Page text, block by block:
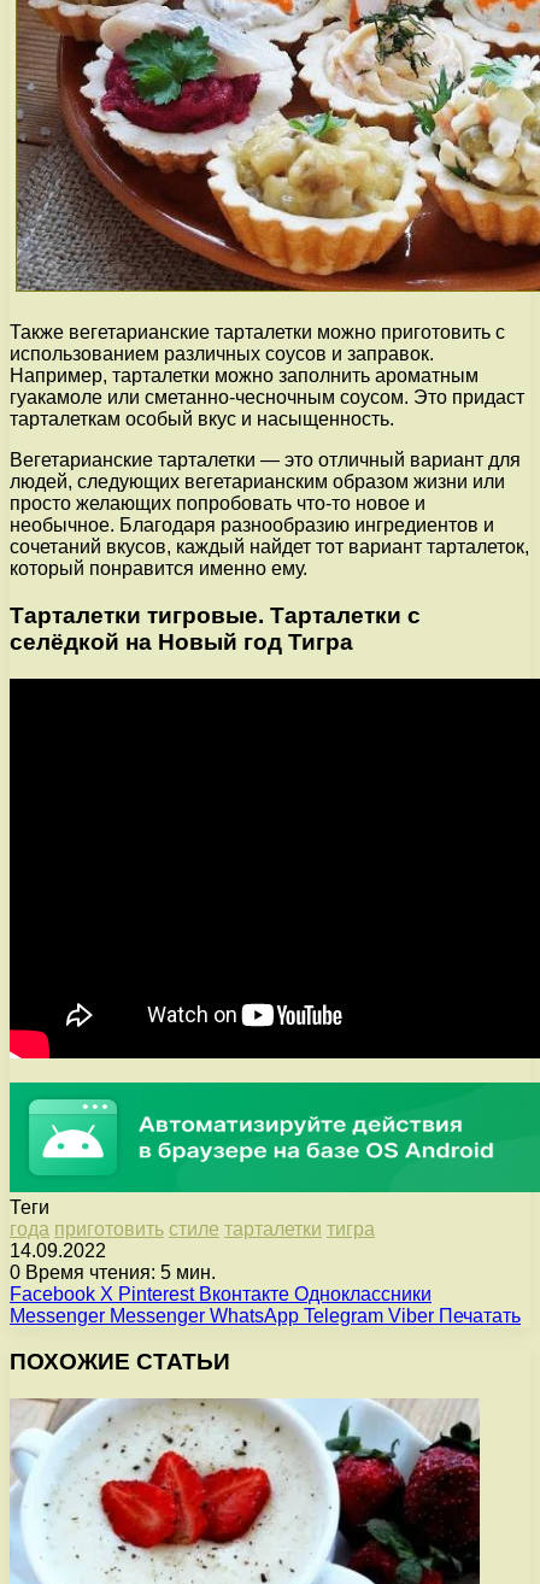
Также вегетарианские тарталетки можно приготовить с
использованием различных соусов и заправок.
Например, тарталетки можно заполнить ароматным
гуакамоле или сметанно-чесночным соусом. Это придаст
тарталеткам особый вкус и насыщенность.
Вегетарианские тарталетки — это отличный вариант для
людей, следующих вегетарианским образом жизни или
просто желающих попробовать что-то новое и
необычное. Благодаря разнообразию ингредиентов и
сочетаний вкусов, каждый найдет тот вариант тарталеток,
который понравится именно ему.
Тарталетки тигровые. Тарталетки с
селёдкой на Новый год Тигра
Теги
года приготовить стиле тарталетки тигра
14.09.2022
0 Время чтения: 5 мин.
Facebook X Pinterest Вконтакте Одноклассники
Messenger Messenger WhatsApp Telegram Viber Печатать
ПОХОЖИЕ СТАТЬИ